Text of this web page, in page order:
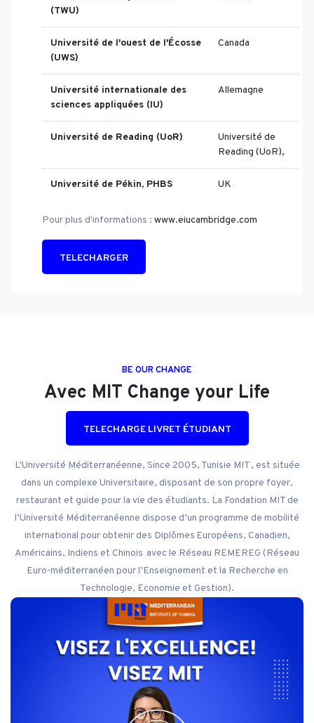
(TWU)
Université de l'ouest de l'Écosse
(UWS)
Canada
Université internationale des
sciences appliquées (IU)
Allemagne
Université de Reading (UoR)
Université de
Reading (UoR),
Université de Pékin, PHBS UK
Pour plus d'informations : www.eiucambridge.com
TELECHARGER
BE OUR CHANGE
Avec MIT Change your Life
TELECHARGE LIVRET ÉTUDIANT
L’Université Méditerranéenne, Since 2005, Tunisie MIT , est située
dans un complexe Universitaire, disposant de son propre foyer,
restaurant et guide pour la vie des étudiants. La Fondation MIT de
l’Université Méditerranéenne dispose d’un programme de mobilité
international pour obtenir des Diplômes Européens, Canadien,
Américains, Indiens et Chinois avec le Réseau REMEREG (Réseau
Euro-méditerranéen pour l’Enseignement et la Recherche en
Technologie, Economie et Gestion).